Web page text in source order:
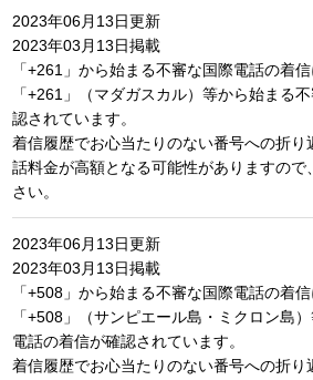
2023年06月13日更新
2023年03月13日掲載
「+261」から始まる不審な国際電話の着
「+261」（マダガスカル）等から始まる
認されています。
着信履歴でお心当たりのない番号への折り
話料金が高額となる可能性がありますの
さい。
2023年06月13日更新
2023年03月13日掲載
「+508」から始まる不審な国際電話の着
「+508」（サンピエール島・ミクロン島
電話の着信が確認されています。
着信履歴でお心当たりのない番号への折り